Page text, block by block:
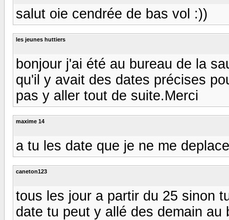
salut oie cendrée de bas vol :))
les jeunes huttiers
bonjour j'ai été au bureau de la
qu'il y avait des dates précises
pas y aller tout de suite.Merci
maxime 14
a tu les date que je ne me
caneton123
tous les jour a partir du 25 sinon
date tu peut y allé des demain au